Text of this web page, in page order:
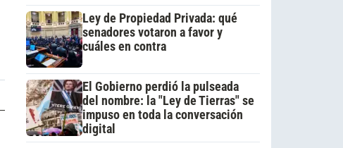
Ley de Propiedad Privada: qué
senadores votaron a favor y
cuáles en contra
El Gobierno perdió la pulseada
del nombre: la "Ley de Tierras" se
impuso en toda la conversación
digital